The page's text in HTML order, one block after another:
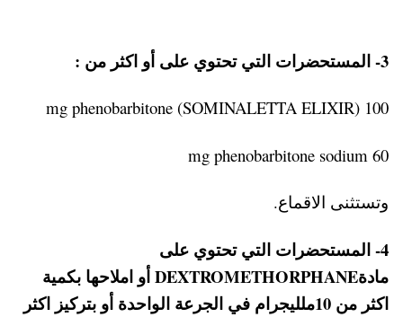
3- المستحضرات التي تحتوي على أو اكثر من :
100 mg phenobarbitone (SOMINALETTA ELIXIR)
60 mg phenobarbitone sodium
وتستثنى الاقماع.
4- المستحضرات التي تحتوي على
مادةDEXTROMETHORPHANE أو املاحها بكمية
اكثر من 10ملليجرام في الجرعة الواحدة أو بتركيز اكثر